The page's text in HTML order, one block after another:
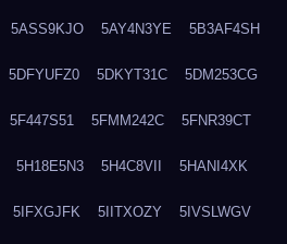
5ASS9KJO 5AY4N3YE 5B3AF4SH
5DFYUFZ0 5DKYT31C 5DM253CG
5F447S51 5FMM242C 5FNR39CT
5H18E5N3 5H4C8VII 5HANI4XK
5IFXGJFK 5IITXOZY 5IVSLWGV